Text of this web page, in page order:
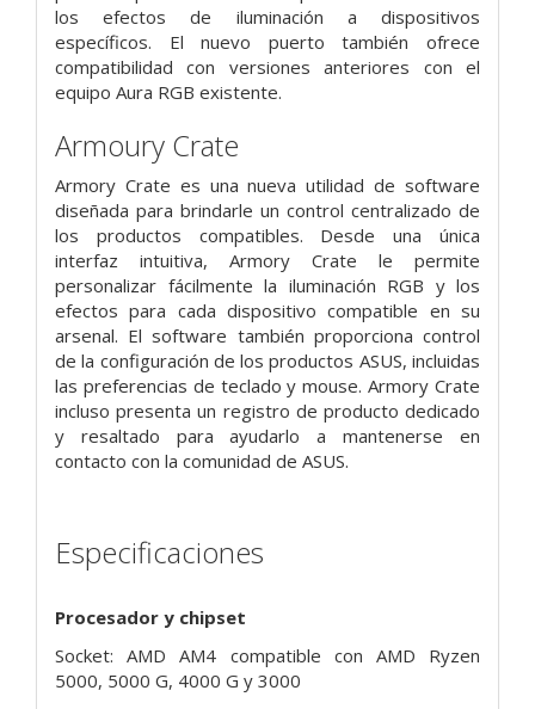
los efectos de iluminación a dispositivos
específicos. El nuevo puerto también ofrece
compatibilidad con versiones anteriores con el
equipo Aura RGB existente.
Armoury Crate
Armory Crate es una nueva utilidad de software
diseñada para brindarle un control centralizado de
los productos compatibles. Desde una única
interfaz intuitiva, Armory Crate le permite
personalizar fácilmente la iluminación RGB y los
efectos para cada dispositivo compatible en su
arsenal. El software también proporciona control
de la configuración de los productos ASUS, incluidas
las preferencias de teclado y mouse. Armory Crate
incluso presenta un registro de producto dedicado
y resaltado para ayudarlo a mantenerse en
contacto con la comunidad de ASUS.
Especificaciones
Procesador y chipset
Socket: AMD AM4 compatible con AMD Ryzen
5000, 5000 G, 4000 G y 3000